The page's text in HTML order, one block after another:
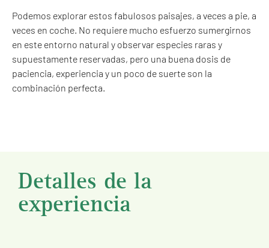
Podemos explorar estos fabulosos paisajes, a veces a pie, a
veces en coche. No requiere mucho esfuerzo sumergirnos
en este entorno natural y observar especies raras y
supuestamente reservadas, pero una buena dosis de
paciencia, experiencia y un poco de suerte son la
combinación perfecta.
Detalles de la
experiencia